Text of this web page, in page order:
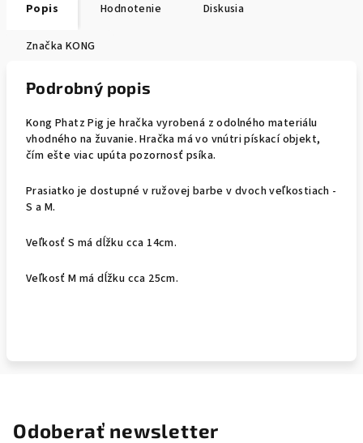
Popis Hodnotenie Diskusia
Značka KONG
Podrobný popis
Kong Phatz Pig je hračka vyrobená z odolného materiálu
vhodného na žuvanie. Hračka má vo vnútri pískací objekt,
čím ešte viac upúta pozornosť psíka.
Prasiatko je dostupné v ružovej barbe v dvoch veľkostiach -
S a M.
Veľkosť S má dĺžku cca 14cm.
Veľkosť M má dĺžku cca 25cm.
Odoberať newsletter